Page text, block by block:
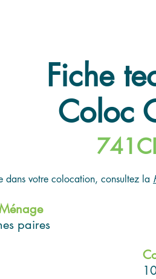
Fiche
Coloc
dans votre colocation, consultez la
paires